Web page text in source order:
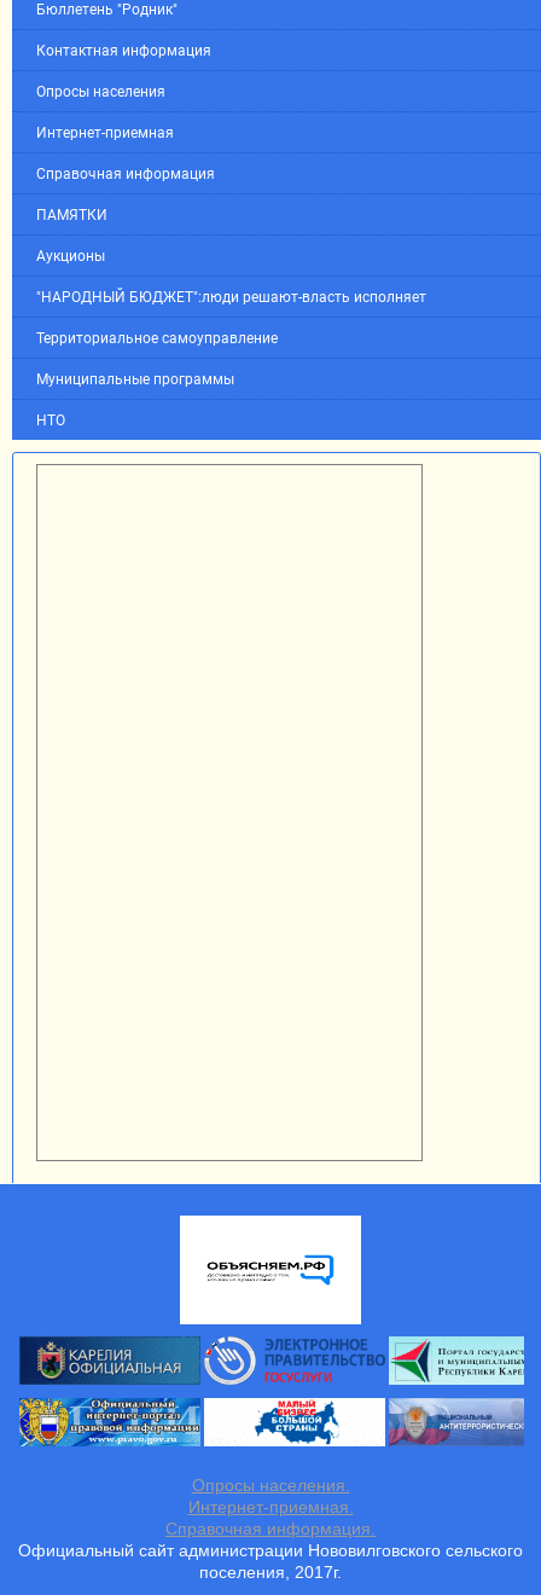
Бюллетень "Родник"
Контактная информация
Опросы населения
Интернет-приемная
Справочная информация
ПАМЯТКИ
Аукционы
"НАРОДНЫЙ БЮДЖЕТ":люди решают-власть исполняет
Территориальное самоуправление
Муниципальные программы
НТО
Опросы населения.
Интернет-приемная.
Справочная информация.
Официальный сайт администрации Нововилговского сельского
поселения, 2017г.